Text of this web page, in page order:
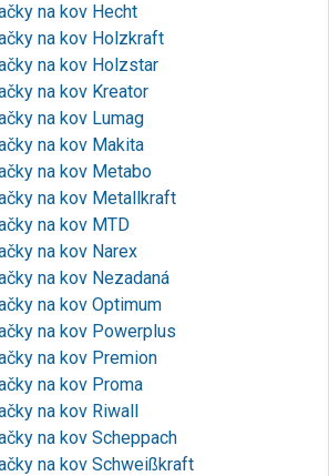
na kov Hecht
na kov Holzkraft
na kov Holzstar
na kov Kreator
na kov Lumag
na kov Makita
na kov Metabo
na kov Metallkraft
na kov MTD
na kov Narex
na kov Nezadaná
na kov Optimum
na kov Powerplus
na kov Premion
na kov Proma
na kov Riwall
na kov Scheppach
na kov Schweißkraft